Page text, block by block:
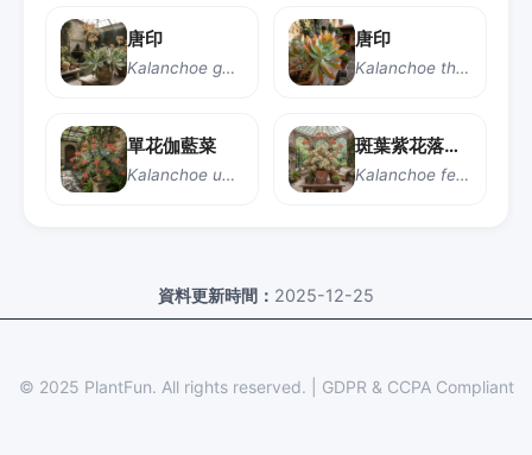
唐印
Kalanchoe gastonis bonnieri
唐印
Kalanchoe thyrsiflora
單花伽藍菜
Kalanchoe uniflora
斑葉紫花落地生根
Kalanchoe fedtschenkoi ‘Variegata’
資料更新時間： 2025-12-25
© 2025 PlantFun. All rights reserved. GDPR & CCPA Compliant